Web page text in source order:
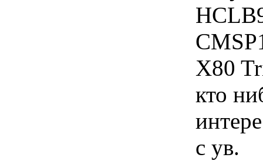
X80
кто
с ув.